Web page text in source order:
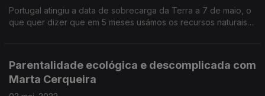
Portugal atingiu a data de sobrecarga da Terra a 7 de maio, o
que quer dizer que em 5 meses usámos os recursos naturais
Parentalidade ecológica e descomplicada com
Marta Cerqueira